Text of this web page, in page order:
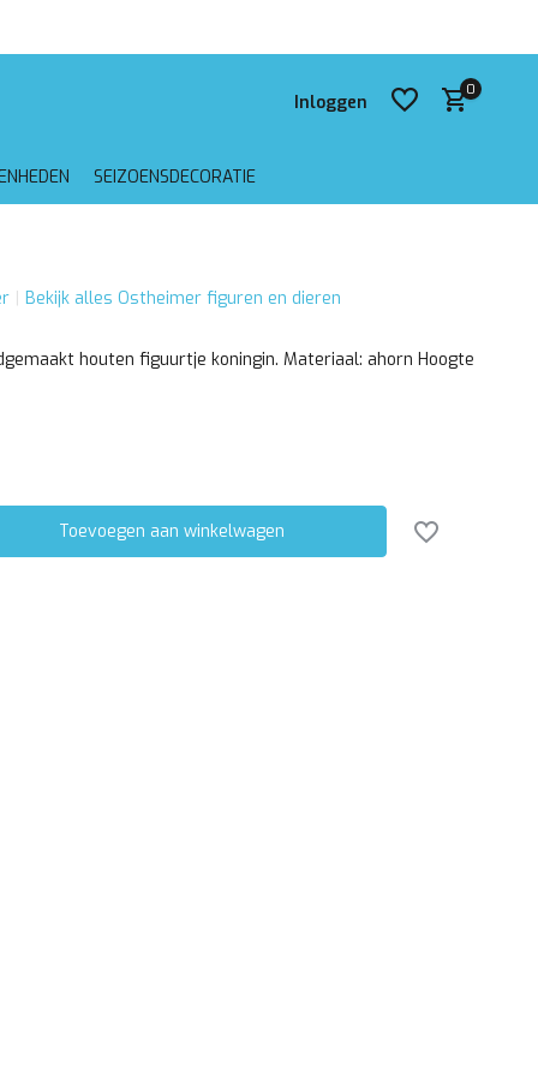
Inloggen
0
SEIZOENSDECORATIE
Bekijk alles Ostheimer figuren en dieren
houten figuurtje koningin. Materiaal: ahorn Hoogte
Toevoegen aan winkelwagen